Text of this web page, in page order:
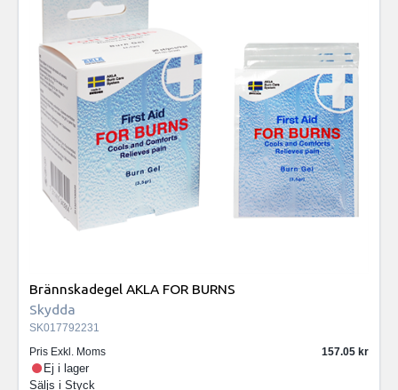
Brännskadegel AKLA FOR BURNS
Skydda
SK017792231
Pris Exkl. Moms
157.05
Ej i lager
Säljs i Styck